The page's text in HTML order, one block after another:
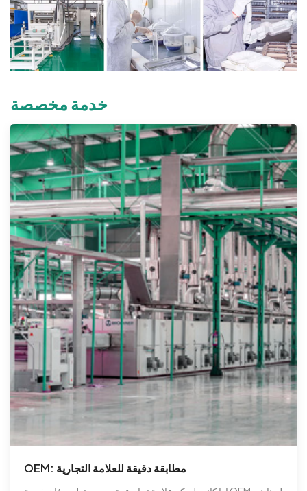
خدمة مخصصة
OEM: مطابقة دقيقة للعلامة التجارية